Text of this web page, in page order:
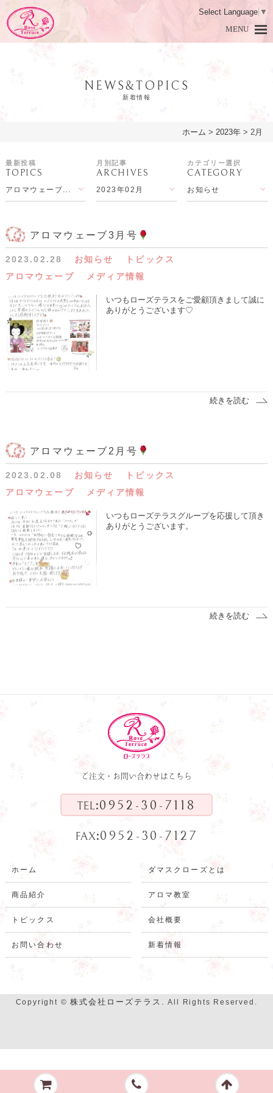
Select Language ▼
MENU
DAMASK ROSE
PRODUCTS 商品紹介
LESSON
NEWS&TOPICS
新着情報
ホーム >2023年 >2月
最新投稿
TOPICS
アロマウェーブ...
月別記事
ARCHIVES
2023年02月
カテゴリー選択
CATEGORY
お知らせ
アロマウェーブ3月号
2023.02.28 お知らせ
トピックス
アロマウェーブ
メディア情報
いつもローズテラスをご愛顧頂きまして誠に
ありがとうございます♡
続きを読む
アロマウェーブ2月号
2023.02.08 お知らせ
トピックス
アロマウェーブ
メディア情報
いつもローズテラスグループを応援して頂き
ありがとうございます。
続きを読む
ご注文・お問い合わせはこちら
TEL:0952-30-7118
FAX:0952-30-7127
ホーム ダマスクローズとは
商品紹介 アロマ教室
トピックス 会社概要
お問い合わせ 新着情報
Copyright ©株式会社ローズテラス. All Rights Reserved.